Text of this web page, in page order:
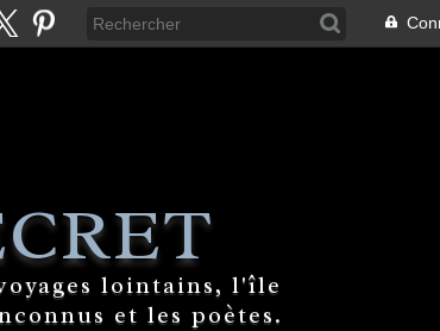
lointains, l'île
et les poètes.